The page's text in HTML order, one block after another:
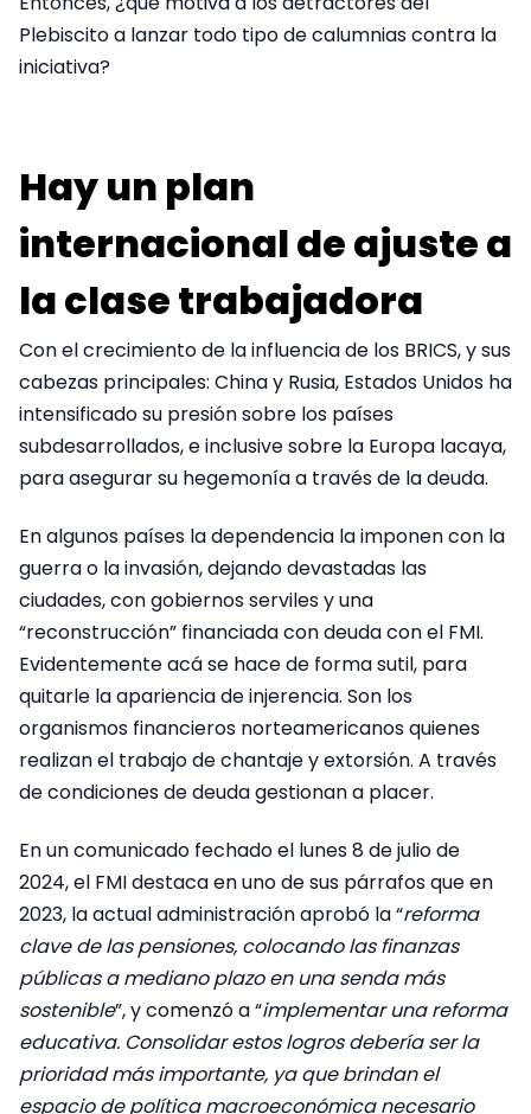
Plebiscito a lanzar todo tipo de calumnias contra la
iniciativa?
Hay un plan
internacional de ajuste a
la clase trabajadora
Con el crecimiento de la influencia de los BRICS, y sus
cabezas principales: China y Rusia, Estados Unidos ha
intensificado su presión sobre los países
subdesarrollados, e inclusive sobre la Europa lacaya,
para asegurar su hegemonía a través de la deuda.
En algunos países la dependencia la imponen con la
guerra o la invasión, dejando devastadas las
ciudades, con gobiernos serviles y una
“reconstrucción” financiada con deuda con el FMI.
Evidentemente acá se hace de forma sutil, para
quitarle la apariencia de injerencia. Son los
organismos financieros norteamericanos quienes
realizan el trabajo de chantaje y extorsión. A través
de condiciones de deuda gestionan a placer.
En un comunicado fechado el lunes 8 de julio de
2024, el FMI destaca en uno de sus párrafos que en
2023, la actual administración aprobó la “reforma
clave de las pensiones, colocando las finanzas
públicas a mediano plazo en una senda más
sostenible”, y comenzó a “implementar una reforma
educativa. Consolidar estos logros debería ser la
prioridad más importante, ya que brindan el
espacio de política macroeconómica necesario